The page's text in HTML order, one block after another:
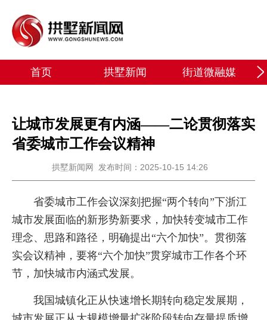
首页 拱墅新闻 街道微融媒
让城市发展更有内涵——二论贯彻落实
省委城市工作会议精神
拱墅新闻网 发布时间：2025-10-15 14:26
省委城市工作会议深刻把握“两个转向”下浙江
城市发展面临的新形势新要求，加快转变城市工作
理念、思路和路径，明确提出“六个加快”。贯彻落
实会议精神，要将“六个加快”贯穿城市工作各个环
节，加快城市内涵式发展。
我国城镇化正从快速增长期转向稳定发展期，